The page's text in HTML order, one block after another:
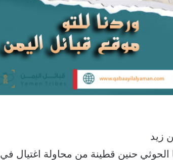
زيد
الحوثي حنين قطينة من محاولة اغتيال في